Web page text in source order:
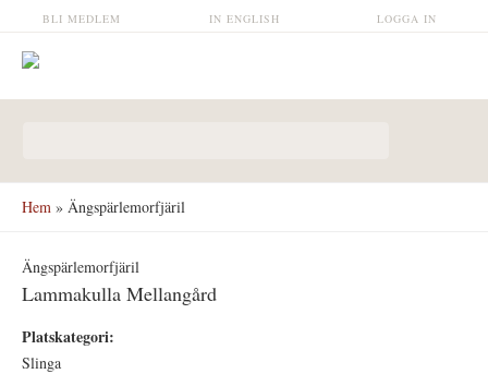
Hoppa till huvudinnehåll LOGGA IN
IN ENGLISH
BLI MEDLEM
Hem » Ängspärlemorfjäril
Ängspärlemorfjäril
Lammakulla Mellangård
Platskategori:
Slinga